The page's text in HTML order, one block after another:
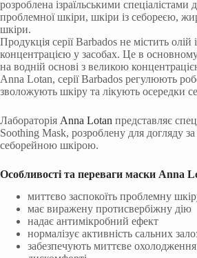
розроблена ізраїльськими спеціалістами
проблемної шкіри, шкіри із себореєю,
шкіри.
Продукція серії Barbados не містить олій
концентрацією у засобах. Це в
на водній основі з великою
Anna Lotan, серії Barbados регулюють
зволожують шкіру та лікують осередки
Лабораторія Anna Lotan представляє
Soothing Mask, розроблену для догляду
себорейною шкірою.
Особливості та переваги маски Anna
миттєво заспокоїть проблемну
має виражену протисвербіжну дію
надає антимікробний ефект
нормалізує активність сальних
забезпечують миттєве